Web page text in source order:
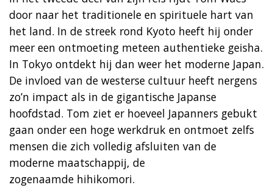
door naar het traditionele en spirituele hart van
het land. In de streek rond Kyoto heeft hij onder
meer een ontmoeting meteen authentieke geisha.
In Tokyo ontdekt hij dan weer het moderne Japan.
De invloed van de westerse cultuur heeft nergens
zo’n impact als in de gigantische Japanse
hoofdstad. Tom ziet er hoeveel Japanners gebukt
gaan onder een hoge werkdruk en ontmoet zelfs
mensen die zich volledig afsluiten van de
moderne maatschappij, de
zogenaamde hihikomori.